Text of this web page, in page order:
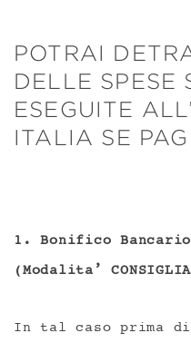
POTRAI
DELLE SPESE
ESEGUITE
ITALIA SE
1. Bonifico
(Modalita’
In tal caso prima